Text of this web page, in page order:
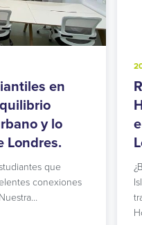
en
y lo
Londres.
que
conexiones